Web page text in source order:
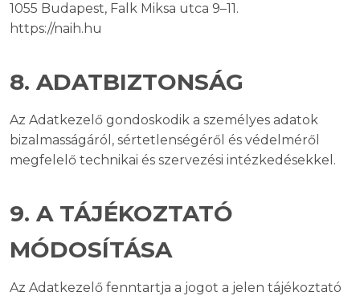
1055 Budapest, Falk Miksa utca 9–11.
https://naih.hu
8. ADATBIZTONSÁG
Az Adatkezelő gondoskodik a személyes adatok
bizalmasságáról, sértetlenségéről és védelméről
megfelelő technikai és szervezési intézkedésekkel.
9. A TÁJÉKOZTATÓ
MÓDOSÍTÁSA
Az Adatkezelő fenntartja a jogot a jelen tájékoztató